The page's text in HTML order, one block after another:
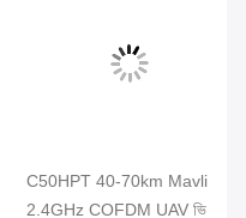
C50HPT 40-70km Mavlink
2.4GHz COFDM UAV ভিডিও